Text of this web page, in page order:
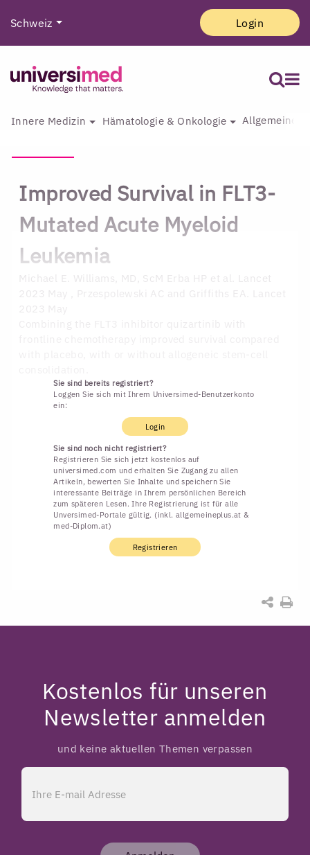
Schweiz Login
Innere Medizin Hämatologie & Onkologie Allgemeine
Improved Survival in FLT3-
Mutated Acute Myeloid
Leukemia
Michael E. Williams, MD, ScM Erba HP et al. Lancet
2023 May , Przespolewski AC and Griffiths EA. Lancet
Sie sind bereits registriert?
Loggen Sie sich mit Ihrem Universimed-Benutzerkonto
ein:
Login
Sie sind noch nicht registriert?
Registrieren Sie sich jetzt kostenlos auf
universimed.com und erhalten Sie Zugang zu allen
Artikeln, bewerten Sie Inhalte und speichern Sie
interessante Beiträge in Ihrem persönlichen Bereich
zum späteren Lesen. Ihre Registrierung ist für alle
Unversimed-Portale gültig. (inkl. allgemeineplus.at &
med-Diplom.at)
Registrieren
Kostenlos für unseren
Newsletter anmelden
und keine aktuellen Themen verpassen